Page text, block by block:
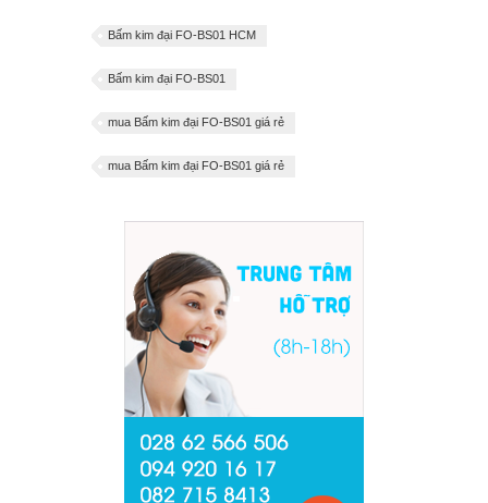
Bấm kim đại FO-BS01 HCM
Bấm kim đại FO-BS01
mua Bấm kim đại FO-BS01 giá rẻ
mua Bấm kim đại FO-BS01 giá rẻ